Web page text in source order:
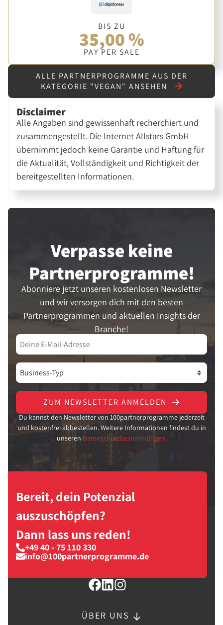
BIS ZU
35,00 %
PAY PER SALE
ALLE PARTNERPROGRAMME AUS DER
KATEGORIE "VEGAN" ANSEHEN
Disclaimer
Alle Angaben sind gewissenhaft recherchiert und
zusammengestellt. Die Internet Allstars GmbH
übernimmt jedoch keine Garantie und Haftung für
die Aktualität, Vollständigkeit und Richtigkeit der
bereitgestellten Informationen.
Verpasse keine
Partner­programme!
Abonniere jetzt unseren kostenlosen Newsletter
und wir versorgen dich mit den besten
Partnerprogrammen und aktuellen Insights der
Branche!
ZUM NEWSLETTER ANMELDEN
Du kannst den Newsletter von 100partnerprogramme jederzeit
und kostenfrei abbestellen. Weitere Informationen findest du in
unseren Datenschutzbestimmungen.
Bereit, dein Potenzial
auszuschöpfen?
Dann lass uns reden!
+49 40 - 75 110 330
info@100partnerprogramme.de
ÜBER UNS